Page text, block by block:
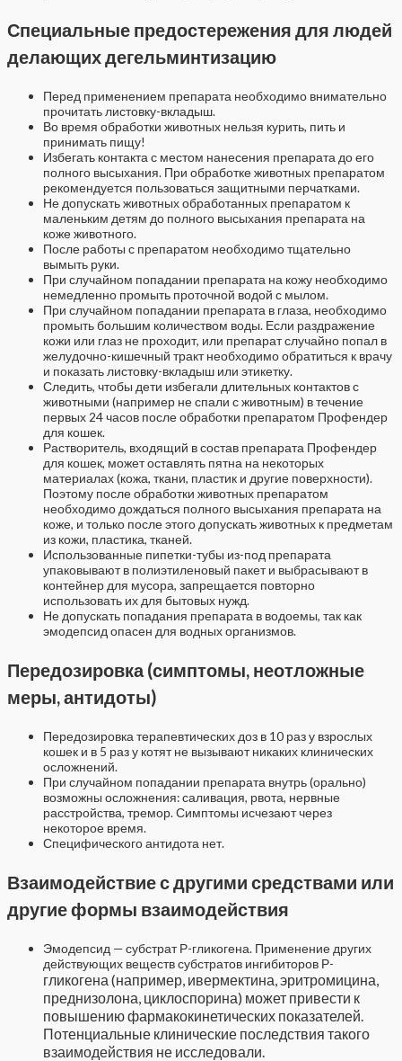
Специальные предостережения для людей
делающих дегельминтизацию
Перед применением препарата необходимо внимательно
прочитать листовку-вкладыш.
Во время обработки животных нельзя курить, пить и
принимать пищу!
Избегать контакта с местом нанесения препарата до его
полного высыхания. При обработке животных препаратом
рекомендуется пользоваться защитными перчатками.
Не допускать животных обработанных препаратом к
маленьким детям до полного высыхания препарата на
коже животного.
После работы с препаратом необходимо тщательно
вымыть руки.
При случайном попадании препарата на кожу необходимо
немедленно промыть проточной водой с мылом.
При случайном попадании препарата в глаза, необходимо
промыть большим количеством воды. Если раздражение
кожи или глаз не проходит, или препарат случайно попал в
желудочно-кишечный тракт необходимо обратиться к врачу
и показать листовку-вкладыш или этикетку.
Следить, чтобы дети избегали длительных контактов с
животными (например не спали с животным) в течение
первых 24 часов после обработки препаратом Профендер
для кошек.
Растворитель, входящий в состав препарата Профендер
для кошек, может оставлять пятна на некоторых
материалах (кожа, ткани, пластик и другие поверхности).
Поэтому после обработки животных препаратом
необходимо дождаться полного высыхания препарата на
коже, и только после этого допускать животных к предметам
из кожи, пластика, тканей.
Использованные пипетки-тубы из-под препарата
упаковывают в полиэтиленовый пакет и выбрасывают в
контейнер для мусора, запрещается повторно
использовать их для бытовых нужд.
Не допускать попадания препарата в водоемы, так как
эмодепсид опасен для водных организмов.
Передозировка (симптомы, неотложные
меры, антидоты)
Передозировка терапевтических доз в 10 раз у взрослых
кошек и в 5 раз у котят не вызывают никаких клинических
осложнений.
При случайном попадании препарата внутрь (орально)
возможны осложнения: саливация, рвота, нервные
расстройства, тремор. Симптомы исчезают через
некоторое время.
Специфического антидота нет.
Взаимодействие с другими средствами или
другие формы взаимодействия
Эмодепсид — субстрат Р-гликогена. Применение других
действующих веществ субстратов ингибиторов Р-
гликогена (например, ивермектина, эритромицина,
преднизолона, циклоспорина) может привести к
повышению фармакокинетических показателей.
Потенциальные клинические последствия такого
взаимодействия не исследовали.